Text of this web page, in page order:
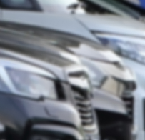
20秒で入力完
無料でカンタン
ただいたお車を丁寧